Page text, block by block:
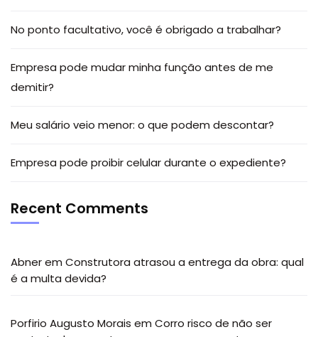
No ponto facultativo, você é obrigado a trabalhar?
Empresa pode mudar minha função antes de me
demitir?
Meu salário veio menor: o que podem descontar?
Empresa pode proibir celular durante o expediente?
Recent Comments
Abnerem Construtora atrasou a entrega da obra: qual
é a multa devida?
Porfirio Augusto Morais em Corro risco de não ser